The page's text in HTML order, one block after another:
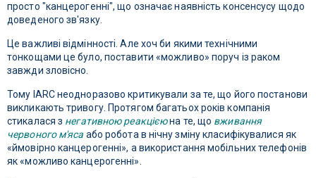
просто "канцерогенні", що означає наявність консенсусу щодо
доведеного зв'язку.
Це важливі відмінності. Але хоч би якими технічними
тонкощами це було, поставити «можливо» поруч із раком
завжди зловісно.
Тому IARC неодноразово критикували за те, що його постанови
викликають тривогу. Протягом багатьох років компанія
стикалася з негативною реакцієюна те, що вживання
червоного м'яса або робота в нічну зміну класифікувалися як
«ймовірно канцерогенні», а використання мобільних телефонів
як «можливо канцерогенні».